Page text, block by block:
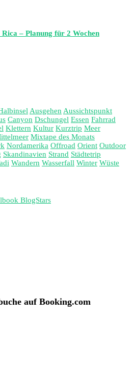
– Planung für 2 Wochen
Ausgehen Aussichtspunkt
Canyon Dschungel Essen Fahrrad
Klettern Kultur Kurztrip Meer
Mixtape des Monats
Nordamerika Offroad Orient Outdoor
Skandinavien Strand Städtetrip
Wandern Wasserfall Winter Wüste
auf Booking.com